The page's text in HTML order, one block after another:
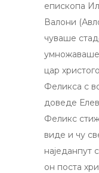
епископа
Валони
чуваше
умножаваше
цар
Феликса с
доведе
Феликс
виде и чу
наједанпут
он поста